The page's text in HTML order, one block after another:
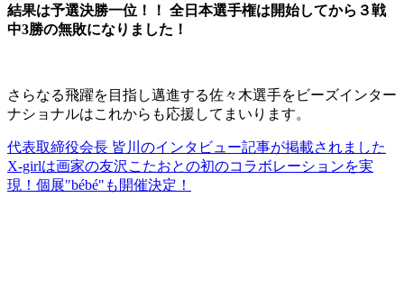
結果は予選決勝一位！！ 全日本選手権は開始してから３戦
中3勝の無敗になりました！
さらなる飛躍を目指し邁進する佐々木選手をビーズインター
ナショナルはこれからも応援してまいります。
代表取締役会長 皆川のインタビュー記事が掲載されました
X-girlは画家の友沢こたおとの初のコラボレーションを実
現！個展"bébé"も開催決定！